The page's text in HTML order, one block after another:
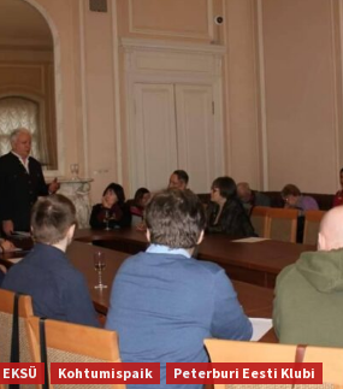
EKSÜ Kohtumispaik Peterburi Eesti Klubi